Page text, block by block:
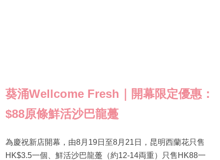
葵涌Wellcome Fresh｜開幕限定優惠：
$88原條鮮活沙巴龍躉
為慶祝新店開幕，由8月19日至8月21日，昆明西蘭花只售
HK$3.5一個、鮮活沙巴龍躉（約12-14両重）只售HK88一